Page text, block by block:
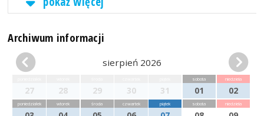
Archiwum informacji
sierpień 2026
27 28 29 30 31
sobota
01
niedziela
02
poniedziałek wtorek środa czwartek piątek sobota niedziela